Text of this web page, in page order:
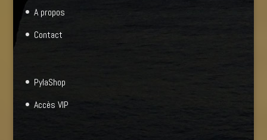
A propos
Contact
PylaShop
Accès VIP